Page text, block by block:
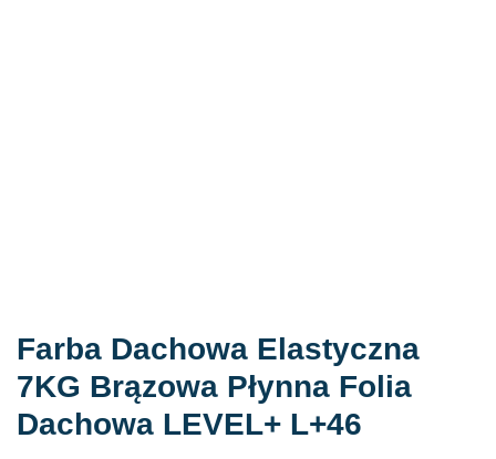
Farba Dachowa Elastyczna
7KG Brązowa Płynna Folia
Dachowa LEVEL+ L+46